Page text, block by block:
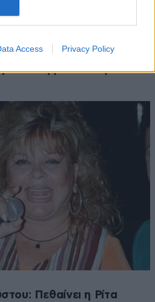
Access Privacy Policy
1.300 έργα τέχνης
της Ισπανίας
Πεθαίνει η Ρίτα